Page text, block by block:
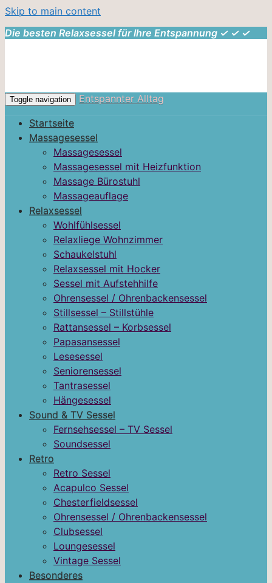
Skip to main content
Die besten Relaxsessel für Ihre Entspannung ✓ ✓ ✓
Toggle navigation
Entspannter Alltag
Startseite
Massagesessel
Massagesessel
Massagesessel mit Heizfunktion
Massage Bürostuhl
Massageauflage
Relaxsessel
Wohlfühlsessel
Relaxliege Wohnzimmer
Schaukelstuhl
Relaxsessel mit Hocker
Sessel mit Aufstehhilfe
Ohrensessel / Ohrenbackensessel
Stillsessel – Stillstühle
Rattansessel – Korbsessel
Papasansessel
Lesesessel
Seniorensessel
Tantrasessel
Hängesessel
Sound & TV Sessel
Fernsehsessel – TV Sessel
Soundsessel
Retro
Retro Sessel
Acapulco Sessel
Chesterfieldsessel
Ohrensessel / Ohrenbackensessel
Clubsessel
Loungesessel
Vintage Sessel
Besonderes